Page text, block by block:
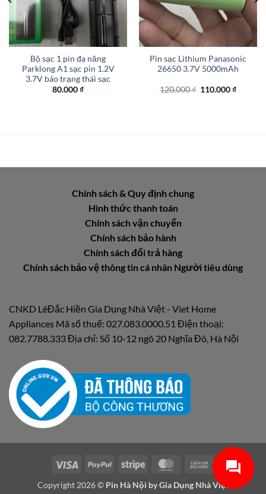
Bộ sạc 1 pin đa năng
Parklong A1 sạc pin 1.2V
3.7V báo trạng thái sạc
80.000₫
Pin sạc Lithium Panasonic
26650 3.7V 5000mAh
120.000₫ Giá
110.000₫Giá
Chính sách & Quy định chung
Hình thức thanh toán
Chính sách vận chuyển
Chính sách bảo hành
Chính sách đổi trả hàng
Chính sách bảo vệ thông tin cá nhân Người tiêu dùng
CNKD LêĐắc Hiền Gia Dụng Nhà Việt - Viet Home
Appliances Mã số thuế: 027.083.0000.51 Điện thoại:
082.7788.333 Địa chỉ: Số 10-12 ngõ 20 Nghĩa Đô, Hà Nội
Visa PayPal Stripe MasterCardCash
On
Delivery
Copyright 2026 © Pin Hà Nội byGia Dụng Nhà Việt